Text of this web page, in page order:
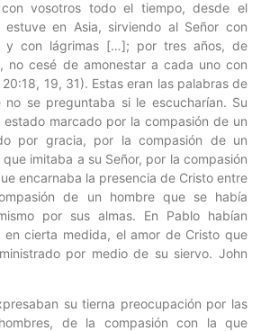
vosotros todo el tiempo, desde el
en Asia, sirviendo al Señor con
y con lágrimas […]; por tres años, de
no cesé de amonestar a cada uno con
19, 31). Estas eran las palabras de
no se preguntaba si le escucharían. Su
estado marcado por la compasión de un
por gracia, por la compasión de un
imitaba a su Señor, por la compasión
encarnaba la presencia de Cristo entre
de un hombre que se había
por sus almas. En Pablo habían
en cierta medida, el amor de Cristo que
por medio de su siervo. John
su tierna preocupación por las
de la compasión con la que